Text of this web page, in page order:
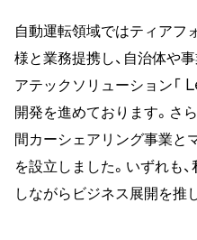
自動運転領域ではティアフ
様と業務提携し、自治体や
アテックソリューション
開発を進めております。さ
間カーシェアリング事業と
を設立しました。いずれも
しながらビジネス展開を推